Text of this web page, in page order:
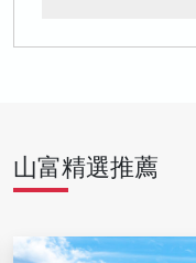
山富精選推薦